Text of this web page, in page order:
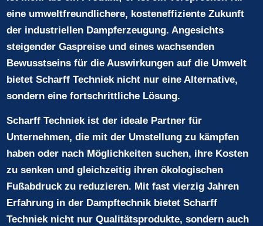
eine umweltfreundlichere, kosteneffiziente Zukunft
der industriellen Dampferzeugung. Angesichts
steigender Gaspreise und eines wachsenden
Bewusstseins für die Auswirkungen auf die Umwelt
bietet Scharff Techniek nicht nur eine Alternative,
sondern eine fortschrittliche Lösung.
Scharff Techniek ist der ideale Partner für
Unternehmen, die mit der Umstellung zu kämpfen
haben oder nach Möglichkeiten suchen, ihre Kosten
zu senken und gleichzeitig ihren ökologischen
Fußabdruck zu reduzieren. Mit fast vierzig Jahren
Erfahrung in der Dampftechnik bietet Scharff
Techniek nicht nur Qualitätsprodukte, sondern auch